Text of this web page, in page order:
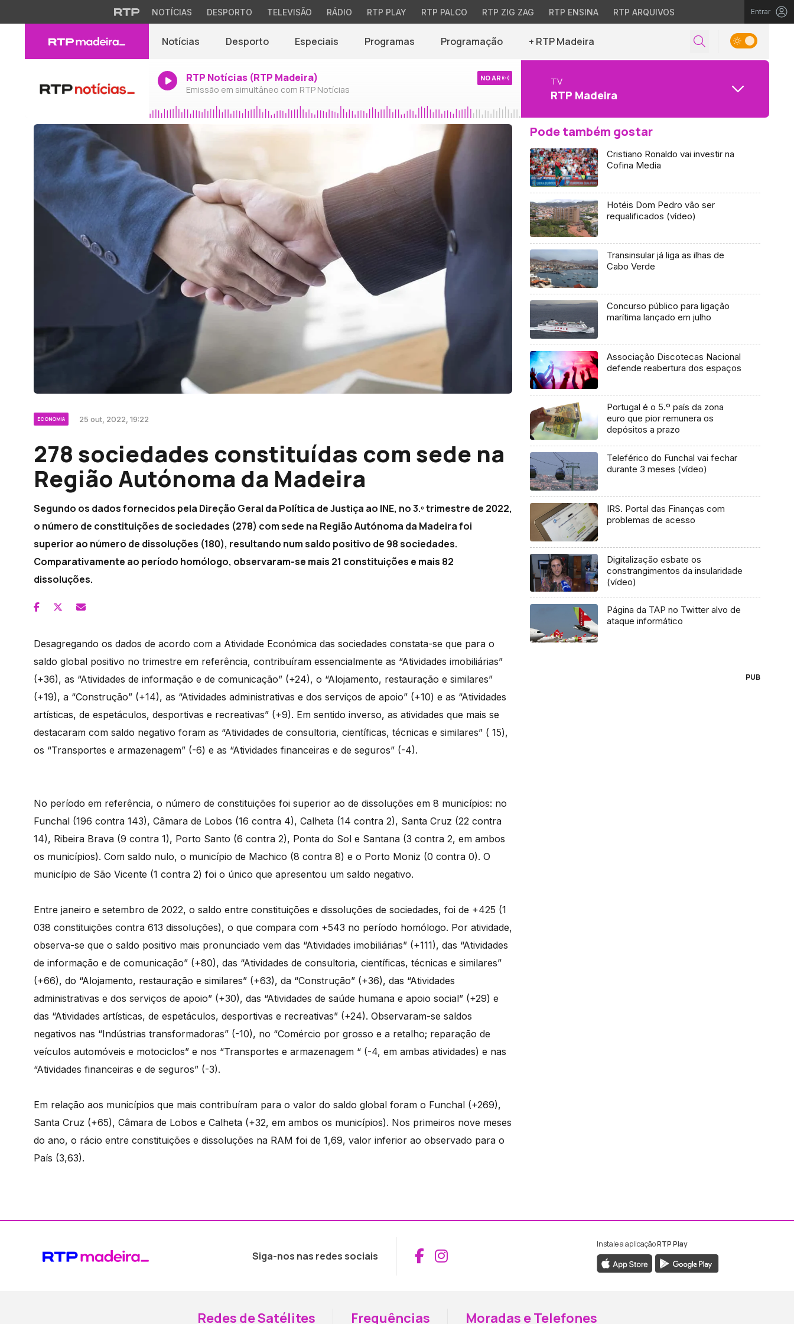
NOTÍCIAS DESPORTO TELEVISÃO RÁDIO RTP PLAY RTP PALCO RTP ZIG ZAG RTP ENSINA RTP ARQUIVOS Entrar
Notícias Desporto Especiais Programas Programação + RTP Madeira
RTP Notícias (RTP Madeira)
Emissão em simultâneo com RTP Notícias
NO AR TV
RTP Madeira
ECONOMIA 25 out, 2022, 19:22
278 sociedades constituídas com sede na
Região Autónoma da Madeira
Segundo os dados fornecidos pela Direção Geral da Política de Justiça ao INE, no 3.º trimestre de 2022,
o número de constituições de sociedades (278) com sede na Região Autónoma da Madeira foi
superior ao número de dissoluções (180), resultando num saldo positivo de 98 sociedades.
Comparativamente ao período homólogo, observaram-se mais 21 constituições e mais 82
dissoluções.
Desagregando os dados de acordo com a Atividade Económica das sociedades constata-se que para o
saldo global positivo no trimestre em referência, contribuíram essencialmente as “Atividades imobiliárias”
(+36), as “Atividades de informação e de comunicação” (+24), o “Alojamento, restauração e similares”
(+19), a “Construção” (+14), as “Atividades administrativas e dos serviços de apoio” (+10) e as “Atividades
artísticas, de espetáculos, desportivas e recreativas” (+9). Em sentido inverso, as atividades que mais se
destacaram com saldo negativo foram as “Atividades de consultoria, científicas, técnicas e similares” ( 15),
os “Transportes e armazenagem” (-6) e as “Atividades financeiras e de seguros” (-4).
No período em referência, o número de constituições foi superior ao de dissoluções em 8 municípios: no
Funchal (196 contra 143), Câmara de Lobos (16 contra 4), Calheta (14 contra 2), Santa Cruz (22 contra
14), Ribeira Brava (9 contra 1), Porto Santo (6 contra 2), Ponta do Sol e Santana (3 contra 2, em ambos
os municípios). Com saldo nulo, o município de Machico (8 contra 8) e o Porto Moniz (0 contra 0). O
município de São Vicente (1 contra 2) foi o único que apresentou um saldo negativo.
Entre janeiro e setembro de 2022, o saldo entre constituições e dissoluções de sociedades, foi de +425 (1
038 constituições contra 613 dissoluções), o que compara com +543 no período homólogo. Por atividade,
observa-se que o saldo positivo mais pronunciado vem das “Atividades imobiliárias” (+111), das “Atividades
de informação e de comunicação” (+80), das “Atividades de consultoria, científicas, técnicas e similares”
(+66), do “Alojamento, restauração e similares” (+63), da “Construção” (+36), das “Atividades
administrativas e dos serviços de apoio” (+30), das “Atividades de saúde humana e apoio social” (+29) e
das “Atividades artísticas, de espetáculos, desportivas e recreativas” (+24). Observaram-se saldos
negativos nas “Indústrias transformadoras” (-10), no “Comércio por grosso e a retalho; reparação de
veículos automóveis e motociclos” e nos “Transportes e armazenagem “ (-4, em ambas atividades) e nas
“Atividades financeiras e de seguros” (-3).
Em relação aos municípios que mais contribuíram para o valor do saldo global foram o Funchal (+269),
Santa Cruz (+65), Câmara de Lobos e Calheta (+32, em ambos os municípios). Nos primeiros nove meses
do ano, o rácio entre constituições e dissoluções na RAM foi de 1,69, valor inferior ao observado para o
País (3,63).
Pode também gostar
Cristiano Ronaldo vai investir na
Cofina Media
Hotéis Dom Pedro vão ser
requalificados (vídeo)
Transinsular já liga as ilhas de
Cabo Verde
Concurso público para ligação
marítima lançado em julho
Associação Discotecas Nacional
defende reabertura dos espaços
Portugal é o 5.º país da zona
euro que pior remunera os
depósitos a prazo
Teleférico do Funchal vai fechar
durante 3 meses (vídeo)
IRS. Portal das Finanças com
problemas de acesso
Digitalização esbate os
constrangimentos da insularidade
(vídeo)
Página da TAP no Twitter alvo de
ataque informático
PUB
Siga-nos nas redes sociais Aceder ao Facebook da RTP Madeira
Aceder ao Instagram da RTP Madeira
Instale a aplicaçãoRTP Play
Redes de Satélites Frequências Moradas e Telefones